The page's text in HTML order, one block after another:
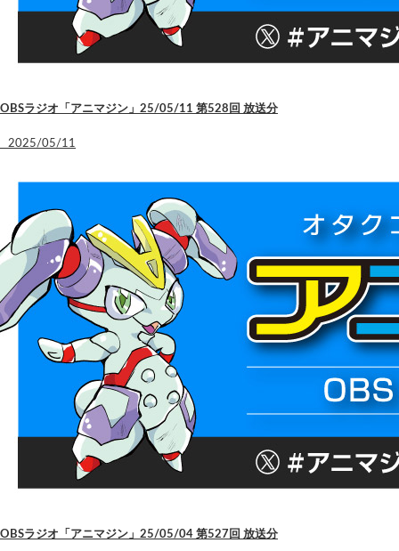
OBSラジオ「アニマジン」25/05/11 第528回 放送分
2025/05/11
OBSラジオ「アニマジン」25/05/04 第527回 放送分